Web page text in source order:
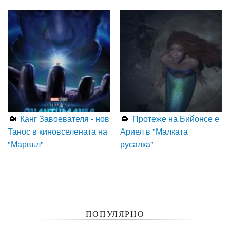
Канг Завоевателя - нов
Танос в киновселената на
"Марвъл"
Протеже на Бийонсе е
Ариел в "Малката
русалка"
ПОПУЛЯРНО